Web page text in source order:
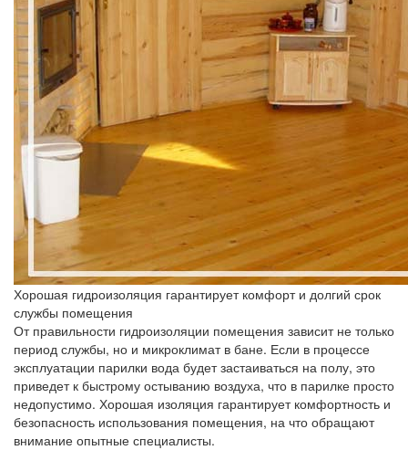
Хорошая гидроизоляция гарантирует комфорт и долгий срок
службы помещения
От правильности гидроизоляции помещения зависит не только
период службы, но и микроклимат в бане. Если в процессе
эксплуатации парилки вода будет застаиваться на полу, это
приведет к быстрому остыванию воздуха, что в парилке просто
недопустимо. Хорошая изоляция гарантирует комфортность и
безопасность использования помещения, на что обращают
внимание опытные специалисты.